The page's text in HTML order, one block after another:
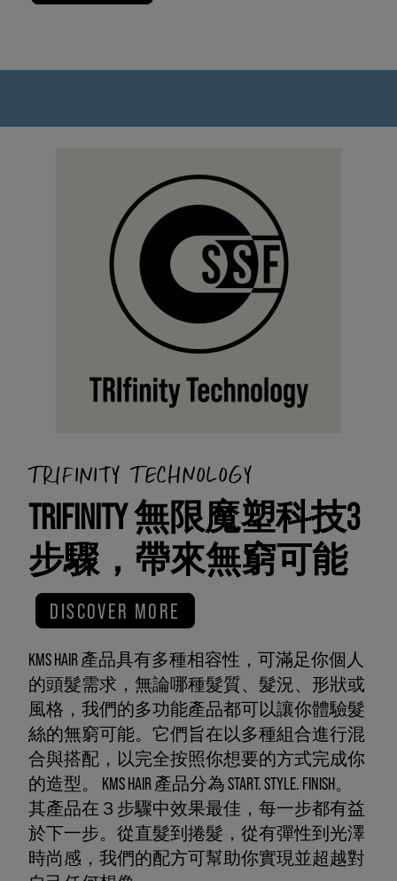
TRIFINITY TECHNOLOGY
TRIFINITY 無限魔塑科技3
步驟，帶來無窮可能
DISCOVER MORE
KMS HAIR 產品具有多種相容性，可滿足你個人
的頭髮需求，無論哪種髮質、髮況、形狀或
風格，我們的多功能產品都可以讓你體驗髮
絲的無窮可能。它們旨在以多種組合進行混
合與搭配，以完全按照你想要的方式完成你
的造型。 KMS HAIR 產品分為 START. STYLE. FINISH。
其產品在３步驟中效果最佳，每一步都有益
於下一步。從直髮到捲髮，從有彈性到光澤
時尚感，我們的配方可幫助你實現並超越對